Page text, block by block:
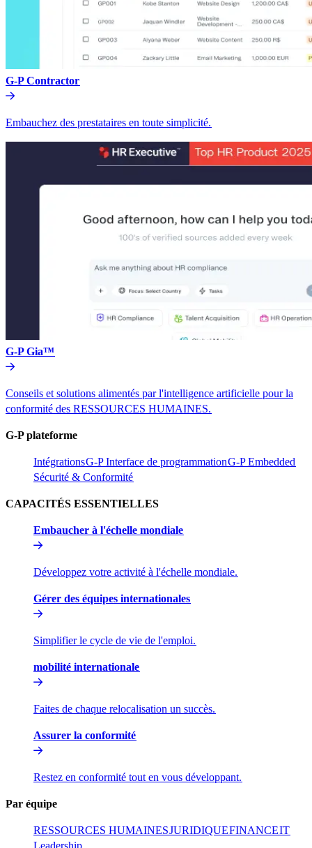
G-P Contractor​​
Embauchez des prestataires en toute simplicité.​​
G-P Gia™​​
Conseils et solutions alimentés par l'intelligence artificielle pour la
conformité des RESSOURCES HUMAINES.​​
G-P plateforme​​
Intégrations​​G-P Interface de programmation​​G-P Embedded​​
Sécurité & Conformité​​
CAPACITÉS ESSENTIELLES​​
Embaucher à l'échelle mondiale​​
Développez votre activité à l'échelle mondiale.​​
Gérer des équipes internationales​​
Simplifier le cycle de vie de l'emploi.​​
mobilité internationale​​
Faites de chaque relocalisation un succès.​​
Assurer la conformité​​
Restez en conformité tout en vous développant.​​
Par équipe​​
RESSOURCES HUMAINES​​JURIDIQUE​​FINANCE​​IT​​
Leadership​​